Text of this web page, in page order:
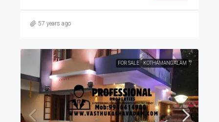
57 years ago
FOR SALE KOTHAMANGALAM